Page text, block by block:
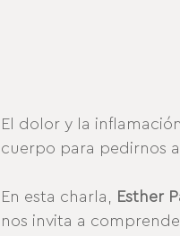
El dolor y la
cuerpo para pedirnos
En esta charla, Esther
nos invita a